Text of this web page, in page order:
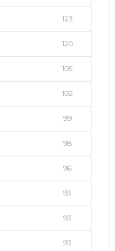
123
120
105
102
99
98
96
93
93
93